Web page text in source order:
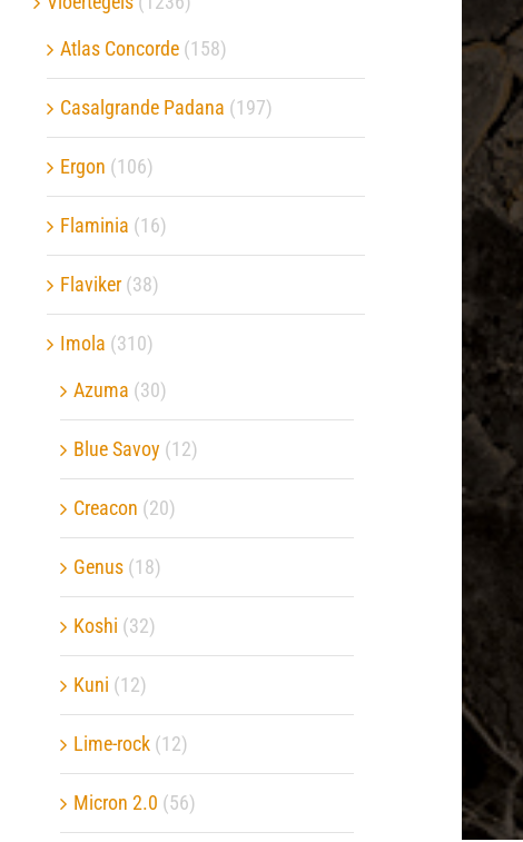
Verwerkingsmaterialen
Over ons
Contact
Atlas Concorde (158)
Casalgrande Padana (197)
Ergon (106)
Flaminia (16)
Flaviker (38)
Imola (310)
Azuma (30)
Blue Savoy (12)
Creacon (20)
Genus (18)
Koshi (32)
Kuni (12)
Lime-rock (12)
Micron 2.0 (56)